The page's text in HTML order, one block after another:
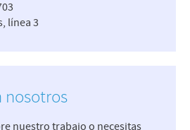
línea 3
nosotros
nuestro trabajo o necesitas